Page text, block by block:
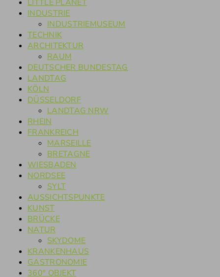
LITTLE PLANET
INDUSTRIE
INDUSTRIEMUSEUM
TECHNIK
ARCHITEKTUR
RAUM
DEUTSCHER BUNDESTAG
LANDTAG
KÖLN
DÜSSELDORF
LANDTAG NRW
RHEIN
FRANKREICH
MARSEILLE
BRETAGNE
WIESBADEN
NORDSEE
SYLT
AUSSICHTSPUNKTE
KUNST
BRÜCKE
NATUR
SKYDOME
KRANKENHAUS
GASTRONOMIE
360° OBJEKT